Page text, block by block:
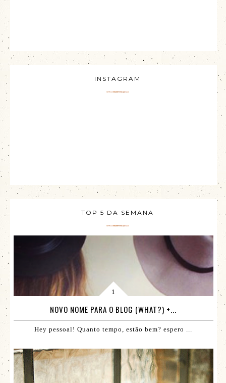
INSTAGRAM
TOP 5 DA SEMANA
NOVO NOME PARA O BLOG (WHAT?) +...
Hey pessoal! Quanto tempo, estão bem? espero ...